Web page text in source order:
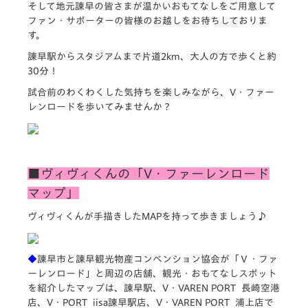
そして地元諫早の皆さまが温かいおもてなしをご用意して
ファン・サポーターの皆様のお越しをお待ちしておりま
す。
諫早駅からスタジアムまで片道2km、大人の方で歩くと約
30分！
試合前のわくわくした気持ちを楽しみながら、V・ファー
レンロードを歩いてみませんか？
■ヴィヴィくんの「V・ファーレンロード
マップ」
ヴィヴィくんが手描きしたMAPを持って歩きましょう♪
◆諫早市と諫早観光物産コンベンション協会が「Ｖ・ファ
ーレンロード」と周辺の店舗、観光・おもてなしスポット
を紹介したマップは、諫早駅、V・VAREN PORT 長崎空港
店、V・PORT iisa諫早駅店、V・VAREN PORT 浦上店で